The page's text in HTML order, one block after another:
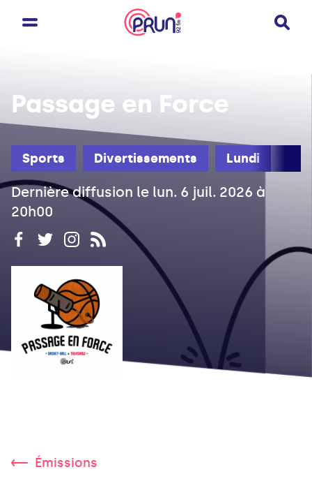
Sports Divertissements Lundi
Passage en Force
Dernière diffusion le lun. 6 juil. 2026 à
20h00
Émissions